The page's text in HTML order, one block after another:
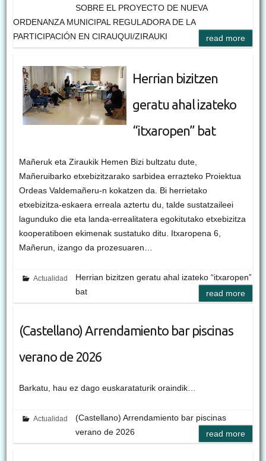
SOBRE EL PROYECTO DE NUEVA
ORDENANZA MUNICIPAL REGULADORA DE LA
PARTICIPACIÓN EN CIRAUQUI/ZIRAUKI
read more
Herrian bizitzen
geratu ahal izateko
“itxaropen” bat
Mañeruk eta Ziraukik Hemen Bizi bultzatu dute,
Mañeruibarko etxebizitzarako sarbidea errazteko Proiektua
Ordeas Valdemañeru-n kokatzen da. Bi herrietako
etxebizitza-eskaera erreala aztertu du, talde sustatzaileei
lagunduko die eta landa-errealitatera egokitutako etxebizitza
kooperatiboen ekimenak sustatuko ditu. Itxaropena 6,
Mañerun, izango da prozesuaren…
Actualidad
Herrian bizitzen geratu ahal izateko “itxaropen”
bat
read more
(Castellano) Arrendamiento bar piscinas
verano de 2026
Barkatu, hau ez dago euskarataturik oraindik…
Actualidad
(Castellano) Arrendamiento bar piscinas
verano de 2026
read more